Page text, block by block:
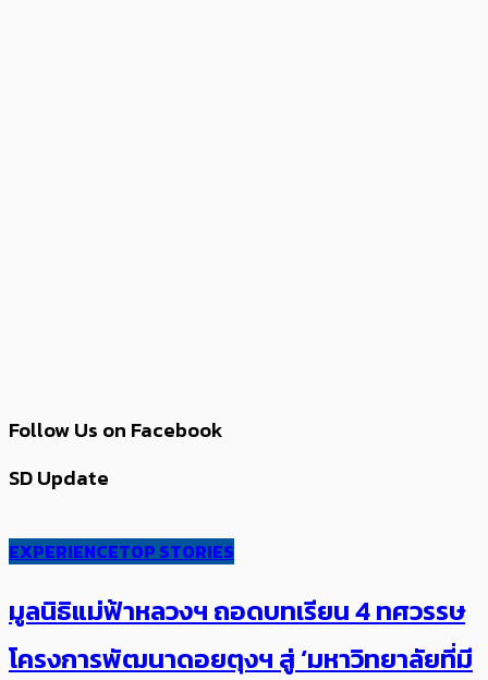
Follow Us on Facebook
SD Update
EXPERIENCETOP STORIES
มูลนิธิแม่ฟ้าหลวงฯ ถอดบทเรียน 4 ทศวรรษ
โครงการพัฒนาดอยตุงฯ สู่ ‘มหาวิทยาลัยที่มี